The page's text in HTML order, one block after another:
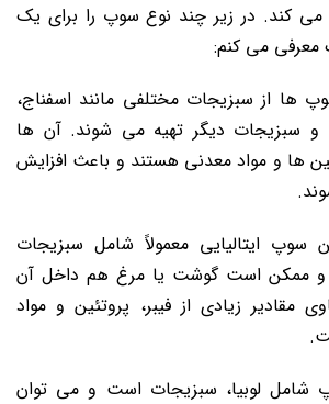
‌کند. در زیر چند نوع سوپ را برای یک
معرفی می کنم:
‌ها از سبزیجات مختلفی مانند اسفناج،
و سبزیجات دیگر تهیه می‌ شوند. آن‌ ها
‌ها و مواد معدنی هستند و باعث افزایش
سوپ ایتالیایی معمولاً شامل سبزیجات
و ممکن است گوشت یا مرغ هم داخل آن
زیادی از فیبر، پروتئین و مواد
شامل لوبیا، سبزیجات است و می توان